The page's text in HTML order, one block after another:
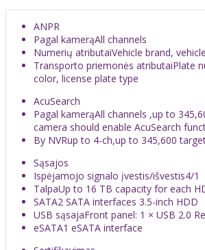
ANPR
Pagal kamerąAll channels
Numerių atributaiVehicle brand,
Transporto priemonės atributaiPlate
color, license plate type
AcuSearch
Pagal kamerąAll channels ,up to
camera should enable AcuSearch
By NVRup to 4-ch,up to 345,600
Sąsajos
Ispėjamojo signalo įvestis/išvestis4/1
TalpaUp to 16 TB capacity for each
SATA2 SATA interfaces 3.5-inch HDD
USB sąsajaFront panel: 1 × USB 2.0
eSATA1 eSATA interface